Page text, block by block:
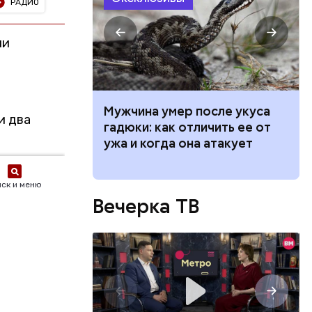
С
в
и
от
и даже
и
из него
Мужчина умер после укуса
гадюки: как отличить ее от
ужа и когда она атакует
Вечерка ТВ